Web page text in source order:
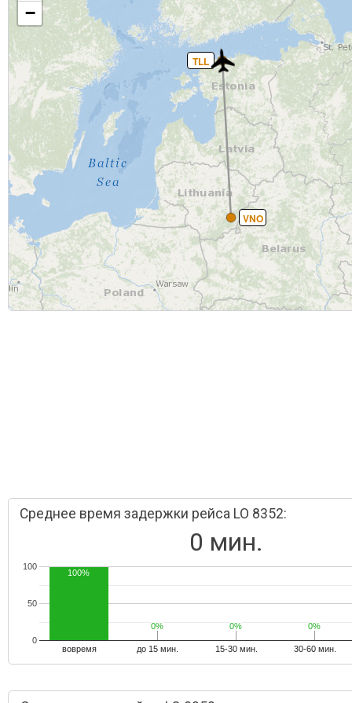
VNO
TLL
−
Среднее время задержки рейса LO 8352:
0 мин.
вовремя до 15 мин. 15-30 мин. 30-60 мин.
0
50
100
100%
0%
0% 0%
0% 0%
0%